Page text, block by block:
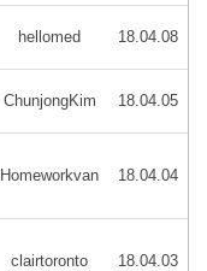
hellomed 18.04.08
ChunjongKim 18.04.05
Homeworkvan 18.04.04
clairtoronto 18.04.03